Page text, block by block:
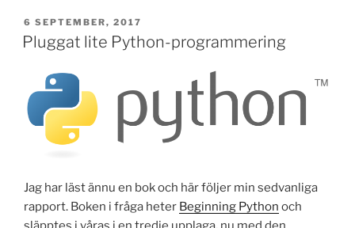
egentligen?”
c
e
o
o
k
st
o
o
n
ai
l
e
PUBLICERAT
6 SEPTEMBER, 2017
Pluggat lite Python-programmering
Jag har läst ännu en bok och här följer min sedvanliga
rapport. Boken i fråga heter Beginning Python och